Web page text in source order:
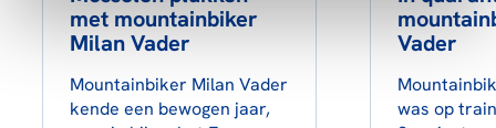
met mountainbiker
Milan Vader
Mountainbiker Milan Vader
kende een bewogen jaar,
Vader
was op